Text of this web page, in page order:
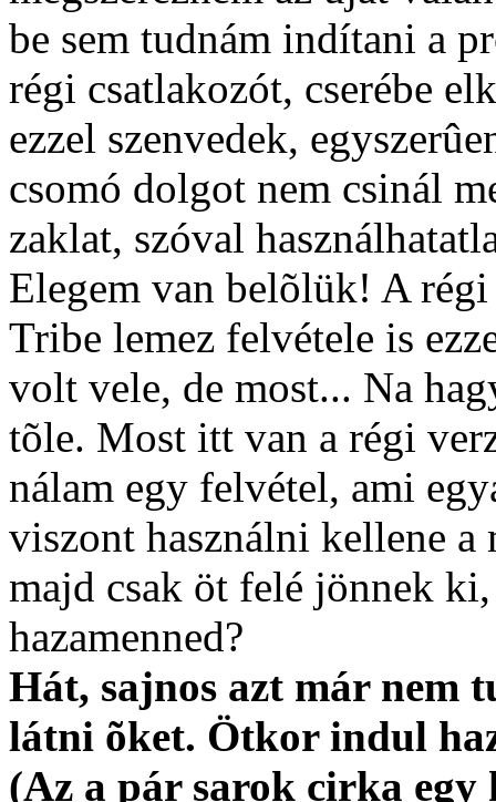
be sem tudnám indítani a
régi csatlakozót, cserébe
ezzel szenvedek,
csomó dolgot nem csinál
zaklat, szóval
Elegem van belõlük! A
Tribe lemez felvétele is
volt vele, de most... Na
tõle. Most itt van a régi
nálam egy felvétel, ami
viszont használni kellene a
majd csak öt felé jönnek
hazamenned?
Hát, sajnos azt már nem
látni õket. Ötkor indul
(Az a pár sarok cirka